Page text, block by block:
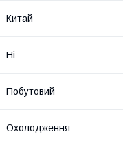
Китай
Ні
Побутовий
Охолодження